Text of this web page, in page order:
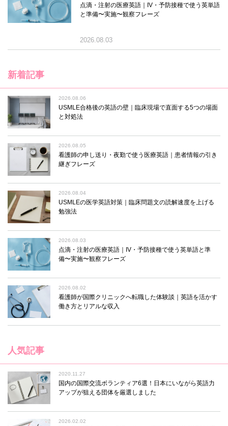
点滴・注射の医療英語｜IV・予防接種で使う英単語
と準備〜実施〜観察フレーズ
2026.08.03
新着記事
2026.08.06
USMLE合格後の英語の壁｜臨床現場で直面する5つの場面
と対処法
2026.08.05
看護師の申し送り・夜勤で使う医療英語｜患者情報の引き
継ぎフレーズ
2026.08.04
USMLEの医学英語対策｜臨床問題文の読解速度を上げる
勉強法
2026.08.03
点滴・注射の医療英語｜IV・予防接種で使う英単語と準
備〜実施〜観察フレーズ
2026.08.02
看護師が国際クリニックへ転職した体験談｜英語を活かす
働き方とリアルな収入
人気記事
2020.11.27
国内の国際交流ボランティア6選！日本にいながら英語力
アップが狙える団体を厳選しました
2026.02.02